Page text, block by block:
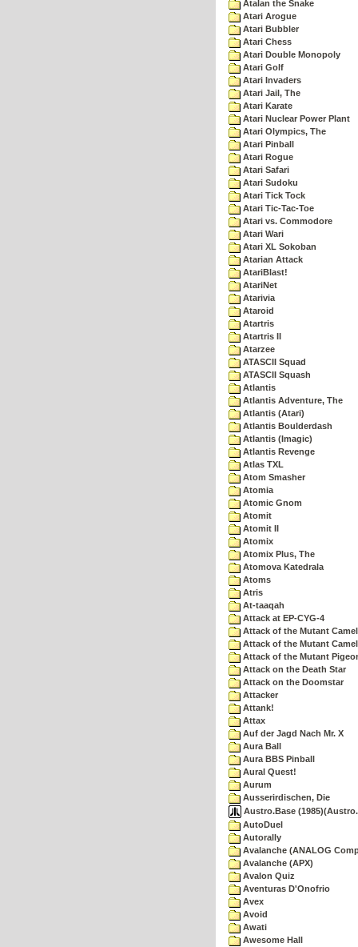
Atalan the Snake
Atari Arogue
Atari Bubbler
Atari Chess
Atari Double Monopoly
Atari Golf
Atari Invaders
Atari Jail, The
Atari Karate
Atari Nuclear Power Plant
Atari Olympics, The
Atari Pinball
Atari Rogue
Atari Safari
Atari Sudoku
Atari Tick Tock
Atari Tic-Tac-Toe
Atari vs. Commodore
Atari Wari
Atari XL Sokoban
Atarian Attack
AtariBlast!
AtariNet
Atarivia
Ataroid
Atartris
Atartris II
Atarzee
ATASCII Squad
ATASCII Squash
Atlantis
Atlantis Adventure, The
Atlantis (Atari)
Atlantis Boulderdash
Atlantis (Imagic)
Atlantis Revenge
Atlas TXL
Atom Smasher
Atomia
Atomic Gnom
Atomit
Atomit II
Atomix
Atomix Plus, The
Atomova Katedrala
Atoms
Atris
At-taaqah
Attack at EP-CYG-4
Attack of the Mutant
Attack of the Mutant
Attack of the Mutant
Attack on the Death Star
Attack on the Doomstar
Attacker
Attank!
Attax
Auf der Jagd Nach Mr. X
Aura Ball
Aura BBS Pinball
Aural Quest!
Aurum
Ausserirdischen, Die
Austro.Base
AutoDuel
Autorally
Avalanche (ANALOG
Avalanche (APX)
Avalon Quiz
Aventuras D'Onofrio
Avex
Avoid
Awati
Awesome Hall